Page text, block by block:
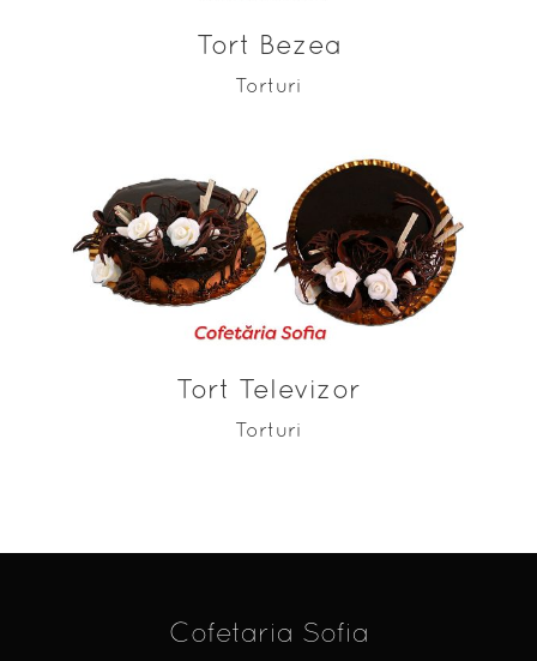
Tort Bezea
Torturi
ADAUGĂ ÎN COȘ
Tort Televizor
Torturi
Cofetaria Sofia